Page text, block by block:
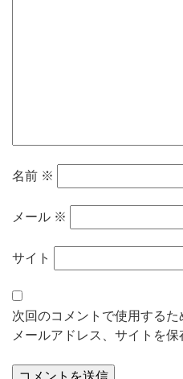
名前 ※
メール ※
サイト
次回のコメントで使用するた
メールアドレス、サイトを保